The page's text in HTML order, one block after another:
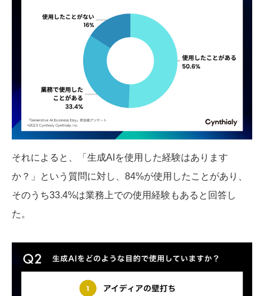
それによると、「生成AIを使用した経験はあります
か？」という質問に対し、84%が使用したことがあり、
そのうち33.4%は業務上での使用経験もあると回答し
た。